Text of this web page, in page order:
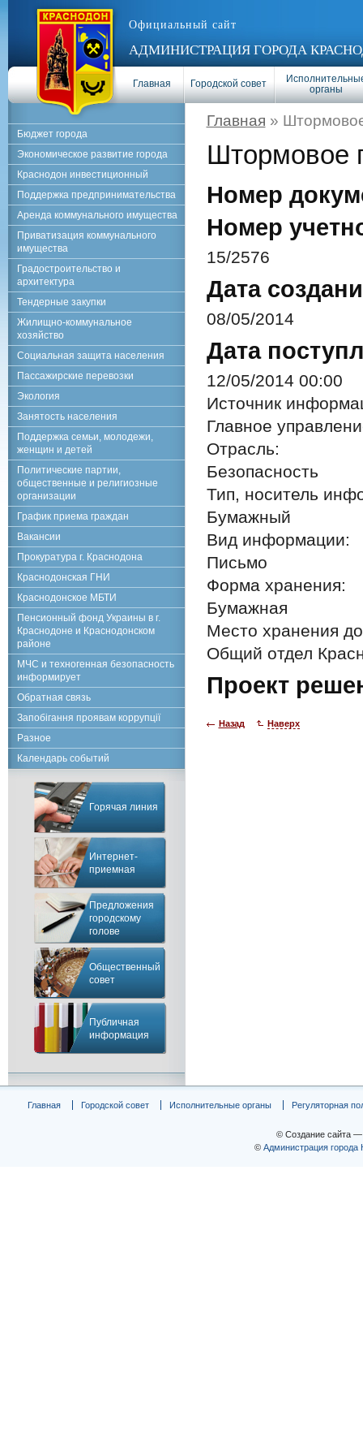
Официальный сайт
АДМИНИСТРАЦИЯ ГОРОДА
Главная Городской совет
органы
Главная »
Штормовое
Номер
Номер
15/2576
Дата
08/05/2014
Дата
12/05/2014 00:00
Источник
Главное
Отрасль:
Безопасность
Тип, носитель
Бумажный
Вид информации:
Письмо
Форма хранения:
Бумажная
Место хранения
Общий отдел
Проект
Назад Наверх
Бюджет города
Экономическое развитие города
Краснодон инвестиционный
Поддержка предпринимательства
Аренда коммунального имущества
Приватизация коммунального
имущества
Градостроительство и
архитектура
Тендерные закупки
Жилищно-коммунальное
хозяйство
Социальная защита населения
Пассажирские перевозки
Экология
Занятость населения
Поддержка семьи, молодежи,
женщин и детей
Политические партии,
общественные и религиозные
организации
График приема граждан
Вакансии
Прокуратура г. Краснодона
Краснодонская ГНИ
Краснодонское МБТИ
Пенсионный фонд Украины в г.
Краснодоне и Краснодонском
районе
МЧС и техногенная безопасность
информирует
Обратная связь
Запобігання проявам коррупції
Разное
Календарь событий
Горячая линия
Интернет-
приемная
Предложения
городскому
голове
Общественный
совет
Публичная
информация
Главная Городской совет Исполнительные органы Регуляторная
© Создание сайта
© Администрация города